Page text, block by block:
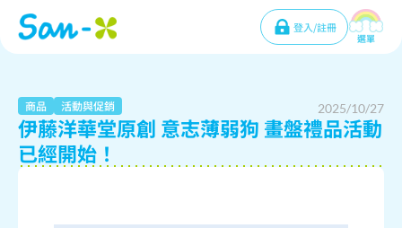
登入/註冊
選單
商品 活動與促銷 2025/10/27
伊藤洋華堂原創 意志薄弱狗 畫盤禮品活動
已經開始！